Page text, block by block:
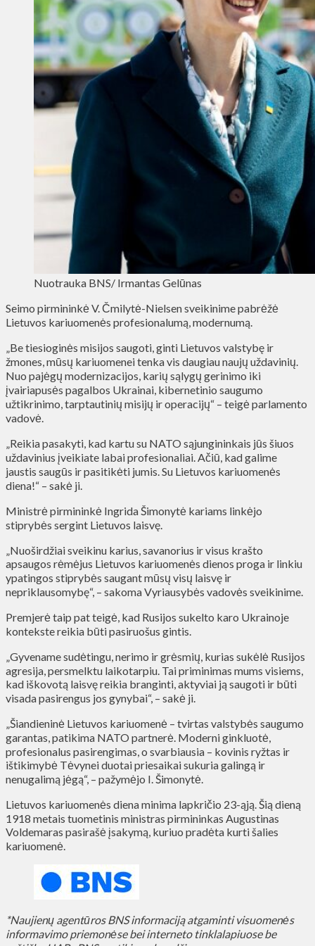
Nuotrauka BNS/ Irmantas Gelūnas
Seimo pirmininkė V. Čmilytė-Nielsen sveikinime pabrėžė
Lietuvos kariuomenės profesionalumą, modernumą.
„Be tiesioginės misijos saugoti, ginti Lietuvos valstybę ir
žmones, mūsų kariuomenei tenka vis daugiau naujų uždavinių.
Nuo pajėgų modernizacijos, karių sąlygų gerinimo iki
įvairiapusės pagalbos Ukrainai, kibernetinio saugumo
užtikrinimo, tarptautinių misijų ir operacijų“ – teigė parlamento
vadovė.
„Reikia pasakyti, kad kartu su NATO sąjungininkais jūs šiuos
uždavinius įveikiate labai profesionaliai. Ačiū, kad galime
jaustis saugūs ir pasitikėti jumis. Su Lietuvos kariuomenės
diena!“ – sakė ji.
Ministrė pirmininkė Ingrida Šimonytė kariams linkėjo
stiprybės sergint Lietuvos laisvę.
„Nuoširdžiai sveikinu karius, savanorius ir visus krašto
apsaugos rėmėjus Lietuvos kariuomenės dienos proga ir linkiu
ypatingos stiprybės saugant mūsų visų laisvę ir
nepriklausomybę“, – sakoma Vyriausybės vadovės sveikinime.
Premjerė taip pat teigė, kad Rusijos sukelto karo Ukrainoje
kontekste reikia būti pasiruošus gintis.
„Gyvename sudėtingu, nerimo ir grėsmių, kurias sukėlė Rusijos
agresija, persmelktu laikotarpiu. Tai priminimas mums visiems,
kad iškovotą laisvę reikia branginti, aktyviai ją saugoti ir būti
visada pasirengus jos gynybai“, – sakė ji.
„Šiandieninė Lietuvos kariuomenė – tvirtas valstybės saugumo
garantas, patikima NATO partnerė. Moderni ginkluotė,
profesionalus pasirengimas, o svarbiausia – kovinis ryžtas ir
ištikimybė Tėvynei duotai priesaikai sukuria galingą ir
nenugalimą jėgą“, – pažymėjo I. Šimonytė.
Lietuvos kariuomenės diena minima lapkričio 23-ąją. Šią dieną
1918 metais tuometinis ministras pirmininkas Augustinas
Voldemaras pasirašė įsakymą, kuriuo pradėta kurti šalies
kariuomenė.
*Naujienų agentūros BNS informaciją atgaminti visuomenės
informavimo priemonėse bei interneto tinklalapiuose be